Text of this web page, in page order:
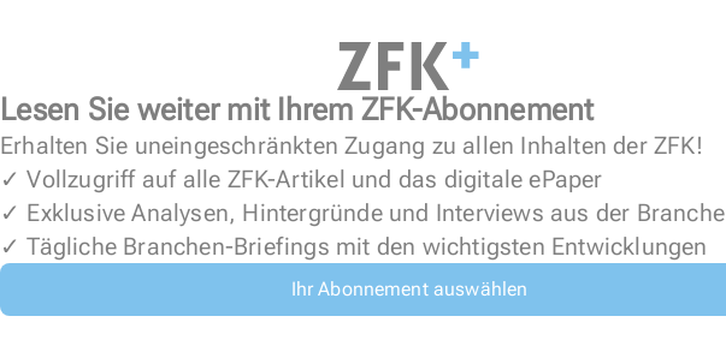
Lesen Sie weiter mit Ihrem ZFK-Abonnement
Erhalten Sie uneingeschränkten Zugang zu allen Inhalten der ZFK!
✓ Vollzugriff auf alle ZFK-Artikel und das digitale ePaper
✓ Exklusive Analysen, Hintergründe und Interviews aus der Branche
✓ Tägliche Branchen-Briefings mit den wichtigsten Entwicklungen
Ihr Abonnement auswählen